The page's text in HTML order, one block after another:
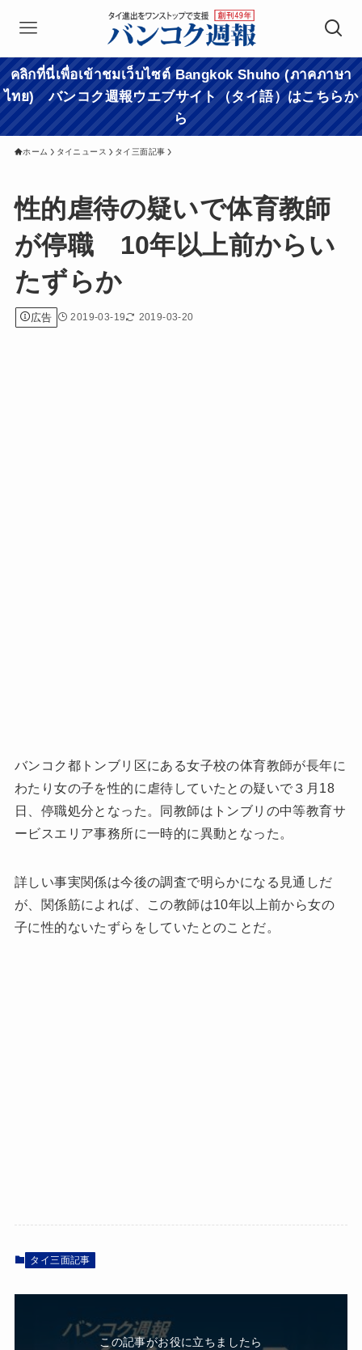
คลิกที่นี่เพื่อเข้าชมเว็บไซต์ Bangkok Shuho (ภาคภาษา
ไทย) バンコク週報ウエブサイト（タイ語）はこちらか
ら
ホーム タイニュース タイ三面記事
性的虐待の疑いで体育教師
が停職 10年以上前からい
たずらか
広告 2019-03-19 2019-03-20
バンコク都トンブリ区にある女子校の体育教師が長年に
わたり女の子を性的に虐待していたとの疑いで３月18
日、停職処分となった。同教師はトンブリの中等教育サ
ービスエリア事務所に一時的に異動となった。
詳しい事実関係は今後の調査で明らかになる見通しだ
が、関係筋によれば、この教師は10年以上前から女の
子に性的ないたずらをしていたとのことだ。
タイ三面記事
この記事がお役に立ちましたら